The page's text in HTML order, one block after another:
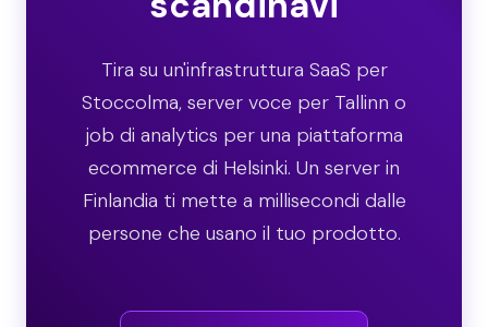
Tira su un'infrastruttura SaaS per
Stoccolma, server voce per Tallinn o
job di analytics per una piattaforma
ecommerce di Helsinki. Un server in
Finlandia ti mette a millisecondi dalle
persone che usano il tuo prodotto.